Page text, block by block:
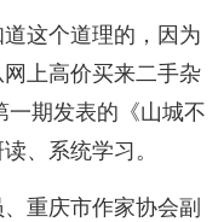
这个道理的，因为
上高价买来二手杂
一期发表的《山城不
、系统学习。
重庆市作家协会副